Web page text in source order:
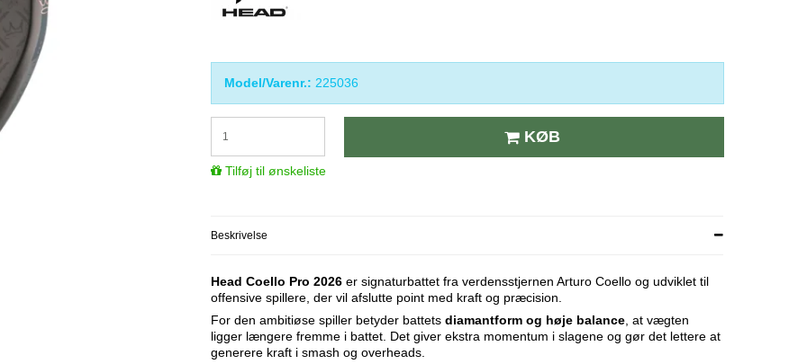
Model/Varenr.: 225036
KØB
Tilføj til ønskeliste
Beskrivelse
Head Coello Pro 2026 er signaturbattet fra verdensstjernen Arturo Coello og udviklet til
offensive spillere, der vil afslutte point med kraft og præcision.
For den ambitiøse spiller betyder battets diamantform og høje balance, at vægten
ligger længere fremme i battet. Det giver ekstra momentum i slagene og gør det lettere at
generere kraft i smash og overheads.